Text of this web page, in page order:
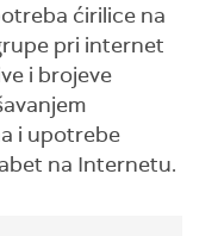
ćirilice na
pri internet
i brojeve
i upotrebe
na Internetu.